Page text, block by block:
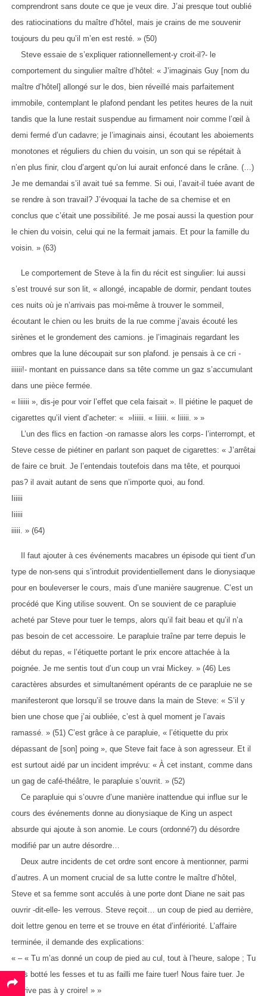
comprendront sans doute ce que je veux dire. J’ai presque tout oublié
des ratiocinations du maître d’hôtel, mais je crains de me souvenir
toujours du peu qu’il m’en est resté. » (50)
Steve essaie de s’expliquer rationnellement-y croit-il?- le
comportement du singulier maître d’hôtel: « J’imaginais Guy [nom du
maître d’hôtel] allongé sur le dos, bien réveillé mais parfaitement
immobile, contemplant le plafond pendant les petites heures de la nuit
tandis que la lune restait suspendue au firmament noir comme l’œil à
demi fermé d’un cadavre; je l’imaginais ainsi, écoutant les aboiements
monotones et réguliers du chien du voisin, un son qui se répétait à
n’en plus finir, clou d’argent qu’on lui aurait enfoncé dans le crâne. (…)
Je me demandai s’il avait tué sa femme. Si oui, l’avait-il tuée avant de
se rendre à son travail? J’évoquai la tache de sa chemise et en
conclus que c’était une possibilité. Je me posai aussi la question pour
le chien du voisin, celui qui ne la fermait jamais. Et pour la famille du
voisin. » (63)
Le comportement de Steve à la fin du récit est singulier: lui aussi
s’est trouvé sur son lit, « allongé, incapable de dormir, pendant toutes
ces nuits où je n’arrivais pas moi-même à trouver le sommeil,
écoutant le chien ou les bruits de la rue comme j’avais écouté les
sirènes et le grondement des camions. je l’imaginais regardant les
ombres que la lune découpait sur son plafond. je pensais à ce cri -
iiiiii!- montant en puissance dans sa tête comme un gaz s’accumulant
dans une pièce fermée.
« Iiiiii », dis-je pour voir l’effet que cela faisait ». Il piétine le paquet de
cigarettes qu’il vient d’acheter: « »Iiiiii. « Iiiiii. « Iiiiii. » »
L’un des flics en faction -on ramasse alors les corps- l’interrompt, et
Steve cesse de piétiner en parlant son paquet de cigarettes: « J’arrêtai
de faire ce bruit. Je l’entendais toutefois dans ma tête, et pourquoi
pas? il avait autant de sens que n’importe quoi, au fond.
Iiiiii
Iiiiii
iiiii. » (64)
Il faut ajouter à ces événements macabres un épisode qui tient d’un
type de non-sens qui s’introduit providentiellement dans le dionysiaque
pour en bouleverser le cours, mais d’une manière saugrenue. C’est un
procédé que King utilise souvent. On se souvient de ce parapluie
acheté par Steve pour tuer le temps, alors qu’il fait beau et qu’il n’a
pas besoin de cet accessoire. Le parapluie traîne par terre depuis le
début du repas, « l’étiquette portant le prix encore attachée à la
poignée. Je me sentis tout d’un coup un vrai Mickey. » (46) Les
caractères absurdes et simultanément opérants de ce parapluie ne se
manifesteront que lorsqu’il se trouve dans la main de Steve: « S’il y
bien une chose que j’ai oubliée, c’est à quel moment je l’avais
ramassé. » (51) C’est grâce à ce parapluie, « l’étiquette du prix
dépassant de [son] poing », que Steve fait face à son agresseur. Et il
est surtout aidé par un incident imprévu: « À cet instant, comme dans
un gag de café-théâtre, le parapluie s’ouvrit. » (52)
Ce parapluie qui s’ouvre d’une manière inattendue qui influe sur le
cours des événements donne au dionysiaque de King un aspect
absurde qui ajoute à son anomie. Le cours (ordonné?) du désordre
modifié par un autre désordre…
Deux autre incidents de cet ordre sont encore à mentionner, parmi
d’autres. A un moment crucial de sa lutte contre le maître d’hôtel,
Steve et sa femme sont acculés à une porte dont Diane ne sait pas
ouvrir -dit-elle- les verrous. Steve reçoit… un coup de pied au derrière,
doit lettre genou en terre et se trouve en état d’infériorité. L’affaire
terminée, il demande des explications:
« – « Tu m’as donné un coup de pied au cul, tout à l’heure, salope ; Tu
m’as botté les fesses et tu as failli me faire tuer! Nous faire tuer. Je
n’arrive pas à y croire! » »